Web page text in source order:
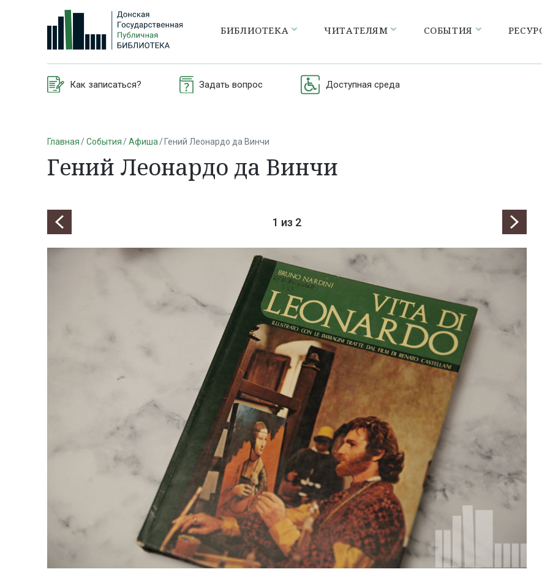
БИБЛИОТЕКА ЧИТАТЕЛЯМ СОБЫТИЯ
Как записаться? Задать вопрос Доступная среда
Главная События Афиша Гений Леонардо да Винчи
Гений Леонардо да Винчи
1 из 2